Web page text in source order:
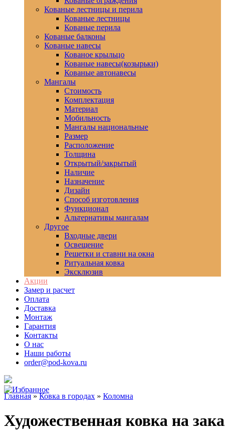
Кованые лестницы и перила
Кованые лестницы
Кованые перила
Кованые балконы
Кованые навесы
Кованое крыльцо
Кованые навесы(козырьки)
Кованые автонавесы
Мангалы
Стоимость
Комплектация
Материал
Мобильность
Мангалы национальные
Размер
Расположение
Толщина
Открытый/закрытый
Наличие
Назначение
Дизайн
Способ изготовления
Функционал
Альтернативы мангалам
Другое
Входные двери
Освещение
Решетки и ставни на окна
Ритуальная ковка
Эксклюзив
Акции
Замер и расчет
Оплата
Доставка
Монтаж
Гарантия
Контакты
О нас
Наши работы
order@pod-kova.ru
Главная»Ковка в городах » Коломна
Художественная ковка на